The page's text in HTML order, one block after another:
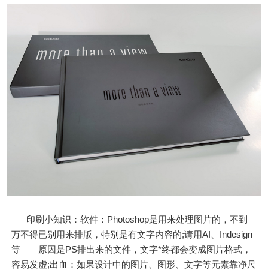
印刷小知识：软件：Photoshop是用来处理图片的，不到
万不得已别用来排版，特别是有文字内容的;请用AI、Indesign
等——原因是PS排出来的文件，文字*终都会变成图片格式，
容易发虚;出血：如果设计中的图片、图形、文字等元素靠净尺